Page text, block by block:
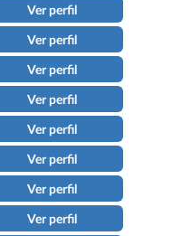
Ver perfil
Ver perfil
Ver perfil
Ver perfil
Ver perfil
Ver perfil
Ver perfil
Ver perfil